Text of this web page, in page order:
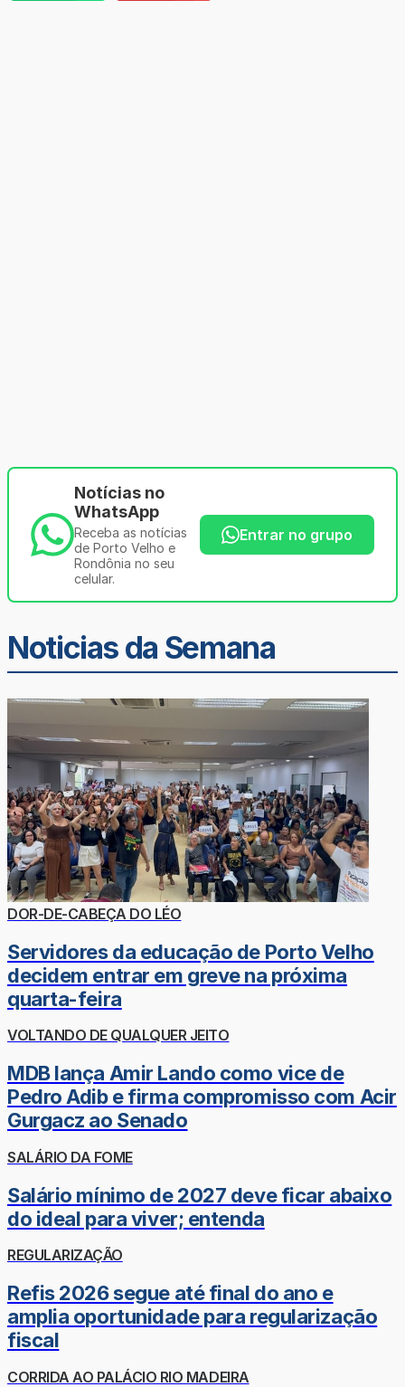
Notícias no
WhatsApp
Receba as notícias
de Porto Velho e
Rondônia no seu
celular.
Entrar no grupo
Noticias da Semana
DOR-DE-CABEÇA DO LÉO
Servidores da educação de Porto Velho
decidem entrar em greve na próxima
quarta-feira
VOLTANDO DE QUALQUER JEITO
MDB lança Amir Lando como vice de
Pedro Adib e firma compromisso com Acir
Gurgacz ao Senado
SALÁRIO DA FOME
Salário mínimo de 2027 deve ficar abaixo
do ideal para viver; entenda
REGULARIZAÇÃO
Refis 2026 segue até final do ano e
amplia oportunidade para regularização
fiscal
CORRIDA AO PALÁCIO RIO MADEIRA